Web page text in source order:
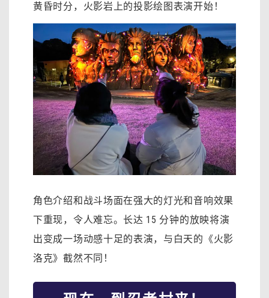
黄昏时分，火影岩上的投影绘图表演开始！
角色介绍和战斗场面在强大的灯光和音响效果
下重现，令人难忘。长达 15 分钟的放映将演
出变成一场动感十足的表演，与白天的《火影
洛克》截然不同！